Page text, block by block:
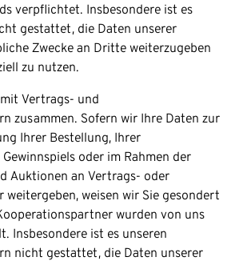
verpflichtet. Insbesondere ist es
gestattet, die Daten unserer
Zwecke an Dritte weiterzugeben
zu nutzen.
Vertrags- und
zusammen. Sofern wir Ihre Daten zur
Ihrer Bestellung, Ihrer
oder im Rahmen der
Auktionen an Vertrags- oder
weisen wir Sie gesondert
wurden von uns
Insbesondere ist es unseren
nicht gestattet, die Daten unserer